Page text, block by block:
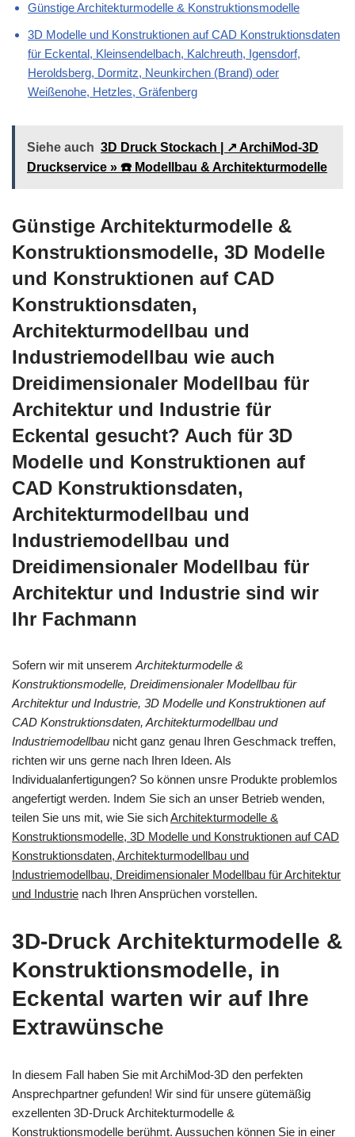
Günstige Architekturmodelle & Konstruktionsmodelle
3D Modelle und Konstruktionen auf CAD Konstruktionsdaten
für Eckental, Kleinsendelbach, Kalchreuth, Igensdorf,
Heroldsberg, Dormitz, Neunkirchen (Brand) oder
Weißenohe, Hetzles, Gräfenberg
Siehe auch 3D Druck Stockach | ↗️ ArchiMod-3D
Druckservice » ☎️ Modellbau & Architekturmodelle
Günstige Architekturmodelle &
Konstruktionsmodelle, 3D Modelle
und Konstruktionen auf CAD
Konstruktionsdaten,
Architekturmodellbau und
Industriemodellbau wie auch
Dreidimensionaler Modellbau für
Architektur und Industrie für
Eckental gesucht? Auch für 3D
Modelle und Konstruktionen auf
CAD Konstruktionsdaten,
Architekturmodellbau und
Industriemodellbau und
Dreidimensionaler Modellbau für
Architektur und Industrie sind wir
Ihr Fachmann
Sofern wir mit unserem Architekturmodelle &
Konstruktionsmodelle, Dreidimensionaler Modellbau für
Architektur und Industrie, 3D Modelle und Konstruktionen auf
CAD Konstruktionsdaten, Architekturmodellbau und
Industriemodellbau nicht ganz genau Ihren Geschmack treffen,
richten wir uns gerne nach Ihren Ideen. Als
Individualanfertigungen? So können unsre Produkte problemlos
angefertigt werden. Indem Sie sich an unser Betrieb wenden,
teilen Sie uns mit, wie Sie sichArchitekturmodelle &
Konstruktionsmodelle, 3D Modelle und Konstruktionen auf CAD
Konstruktionsdaten, Architekturmodellbau und
Industriemodellbau, Dreidimensionaler Modellbau für Architektur
und Industrie nach Ihren Ansprüchen vorstellen.
3D-Druck Architekturmodelle &
Konstruktionsmodelle, in
Eckental warten wir auf Ihre
Extrawünsche
In diesem Fall haben Sie mit ArchiMod-3D den perfekten
Ansprechpartner gefunden! Wir sind für unsere gütemäßig
exzellenten 3D-Druck Architekturmodelle &
Konstruktionsmodelle berühmt. Aussuchen können Sie in einer